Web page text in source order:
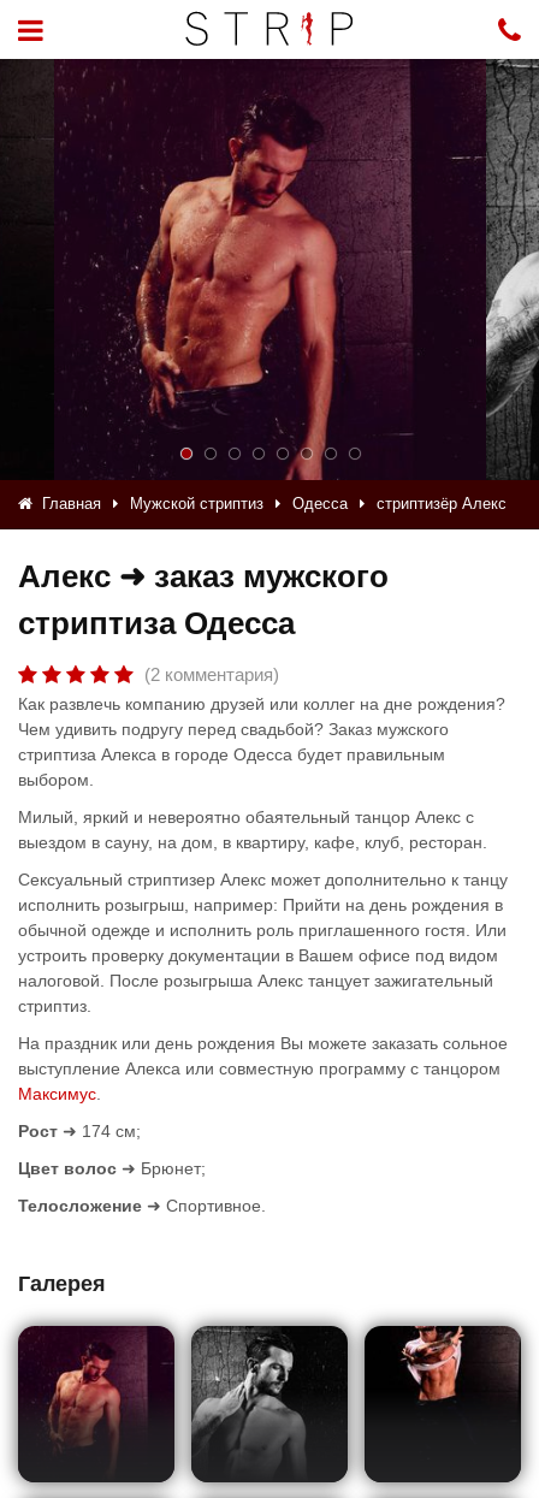
Главная Мужской стриптиз Одесса стриптизёр Алекс
Алекс ➜ заказ мужского
стриптиза Одесса
(2 комментария)
Как развлечь компанию друзей или коллег на дне рождения?
Чем удивить подругу перед свадьбой? Заказ мужского
стриптиза Алекса в городе Одесса будет правильным
выбором.
Милый, яркий и невероятно обаятельный танцор Алекс с
выездом в сауну, на дом, в квартиру, кафе, клуб, ресторан.
Сексуальный стриптизер Алекс может дополнительно к танцу
исполнить розыгрыш, например: Прийти на день рождения в
обычной одежде и исполнить роль приглашенного гостя. Или
устроить проверку документации в Вашем офисе под видом
налоговой. После розыгрыша Алекс танцует зажигательный
стриптиз.
На праздник или день рождения Вы можете заказать сольное
выступление Алекса или совместную программу с танцором
Максимус
Рост ➜ 174 см;
Цвет волос ➜ Брюнет;
Телосложение ➜ Спортивное.
Галерея